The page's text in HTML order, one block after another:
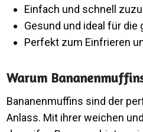
Einfach und schnell
Gesund und ideal für die
Perfekt zum Einfrieren
Warum
Bananenmuffins sind der
Anlass. Mit ihrer weichen